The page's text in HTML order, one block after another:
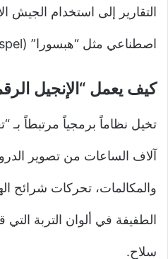
التقارير إلى استخدام الجيش
اصطناعي مثل “هبسورا” (The Gospel).
كيف يعمل “الإنجيل
تخيل نظاماً برمجياً مرتبطاً
آلاف الساعات من تصوير
والمكالمات، تحركات شرائح
الطفيفة في ألوان التربة
سلاح.